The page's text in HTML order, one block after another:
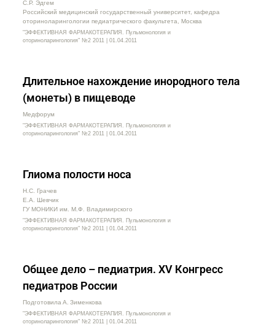
С.Р. Эдгем
Российский медицинский государственный университет, кафедра
оториноларингологии педиатрического факультета, Москва
"ЭФФЕКТИВНАЯ ФАРМАКОТЕРАПИЯ. Пульмонология и
оториноларингология" №2 2011 | 01.04.2011
Длительное нахождение инородного тела
(монеты) в пищеводе
Медфорум
"ЭФФЕКТИВНАЯ ФАРМАКОТЕРАПИЯ. Пульмонология и
оториноларингология" №2 2011 | 01.04.2011
Глиома полости носа
Н.С. Грачев
Е.А. Шевчик
ГУ МОНИКИ им. М.Ф. Владимирского
"ЭФФЕКТИВНАЯ ФАРМАКОТЕРАПИЯ. Пульмонология и
оториноларингология" №2 2011 | 01.04.2011
Общее дело – педиатрия. XV Конгресс
педиатров России
Подготовила А. Зименкова
"ЭФФЕКТИВНАЯ ФАРМАКОТЕРАПИЯ. Пульмонология и
оториноларингология" №2 2011 | 01.04.2011